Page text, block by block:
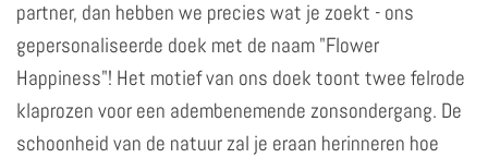
partner, dan hebben we precies wat je zoekt - ons
gepersonaliseerde doek met de naam "Flower
Happiness"! Het motief van ons doek toont twee felrode
klaprozen voor een adembenemende zonsondergang. De
schoonheid van de natuur zal je eraan herinneren hoe